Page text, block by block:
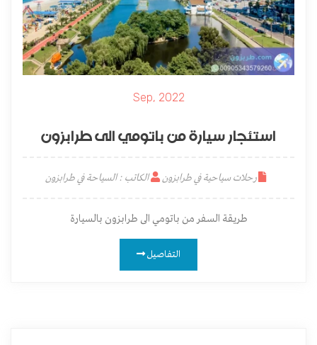
Sep, 2022
استئجار سيارة من باتومي الى طرابزون
رحلات سياحية في طرابزون الكاتب : السياحة في طرابزون
طريقة السفر من باتومي الى طرابزون بالسيارة
التفاصيل